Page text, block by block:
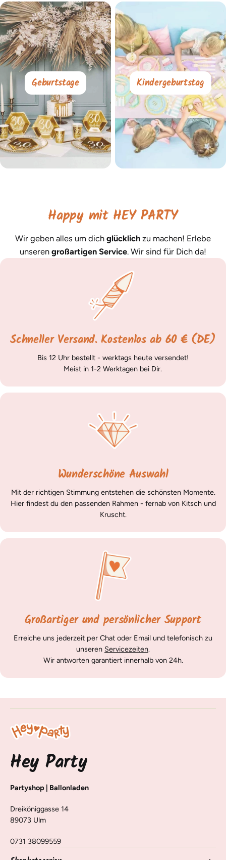
Geburtstage Kindergeburtstag
Happy mit HEY PARTY
Wir geben alles um dich glücklich zu machen! Erlebe
unseren großartigen Service. Wir sind für Dich da!
Schneller Versand. Kostenlos ab 60 € (DE)
Bis 12 Uhr bestellt - werktags heute versendet!
Meist in 1-2 Werktagen bei Dir.
Wunderschöne Auswahl
Mit der richtigen Stimmung entstehen die schönsten Momente.
Hier findest du den passenden Rahmen - fernab von Kitsch und
Kruscht.
Großartiger und persönlicher Support
Erreiche uns jederzeit per Chat oder Email und telefonisch zu
unseren Servicezeiten.
Wir antworten garantiert innerhalb von 24h.
Hey Party
Partyshop | Ballonladen
Dreiköniggasse 14
89073 Ulm
0731 38099559